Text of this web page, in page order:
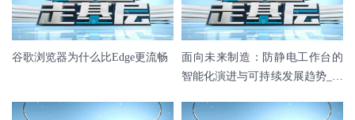
谷歌浏览器为什么比Edge更流畅
面向未来制造：防静电工作台的
智能化演进与可持续发展趋势_佰